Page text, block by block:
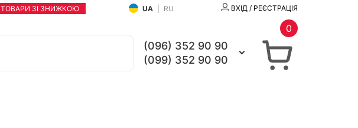
ТОВАРИ ЗІ ЗНИЖКОЮ UA RU ВХІД / РЕЄСТРАЦІЯ
(096) 352 90 90
(099) 352 90 90
0